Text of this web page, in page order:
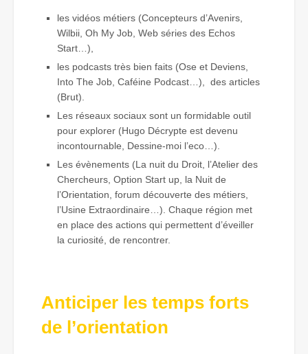
les vidéos métiers (Concepteurs d’Avenirs,
Wilbii, Oh My Job, Web séries des Echos
Start…),
les podcasts très bien faits (Ose et Deviens,
Into The Job, Caféine Podcast…), des articles
(Brut).
Les réseaux sociaux sont un formidable outil
pour explorer (Hugo Décrypte est devenu
incontournable, Dessine-moi l’eco…).
Les évènements (La nuit du Droit, l’Atelier des
Chercheurs, Option Start up, la Nuit de
l’Orientation, forum découverte des métiers,
l’Usine Extraordinaire…). Chaque région met
en place des actions qui permettent d’éveiller
la curiosité, de rencontrer.
Anticiper les temps forts
de l’orientation